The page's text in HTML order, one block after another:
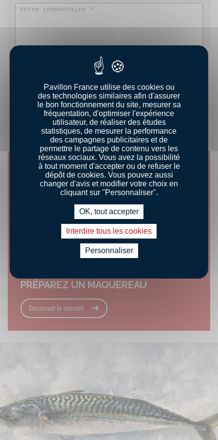
Enregistrer
NOS ASTUCES
CONSEILS DÉGUSTATION
PRÉPAREZ UN MAQUEREAU
Découvrir le conseil
Pavillon France utilise des cookies ou
des technologies similaires afin d'assurer
le bon fonctionnement du site, mesurer sa
fréquentation, d'optimiser l'expérience
utilisateur, de réaliser des études
statistiques, de mesurer la performance
des campagnes publicitaires et de
permettre le partage de contenu vers les
réseaux sociaux. Vous avez la possibilité
à tout moment d'accepter ou de refuser le
dépôt de cookies. Vous pouvez aussi
changer d'avis et modifier votre choix en
cliquant sur "Personnaliser".
OK, tout accepter
Interdire tous les cookies
Personnaliser